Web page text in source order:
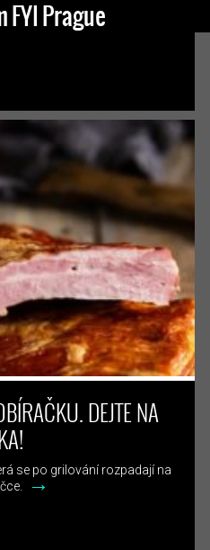
FYI Prague
DEJTE NA
se po grilování rozpadají na
→